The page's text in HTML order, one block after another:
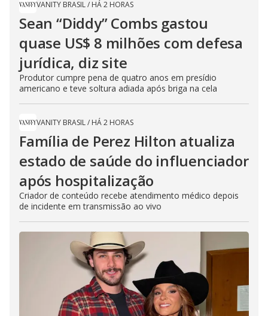
VANITY BRASIL/ HÁ 2 HORAS
Sean “Diddy” Combs gastou
quase US$ 8 milhões com defesa
jurídica, diz site
Produtor cumpre pena de quatro anos em presídio
americano e teve soltura adiada após briga na cela
VANITY BRASIL/ HÁ 2 HORAS
Família de Perez Hilton atualiza
estado de saúde do influenciador
após hospitalização
Criador de conteúdo recebe atendimento médico depois
de incidente em transmissão ao vivo